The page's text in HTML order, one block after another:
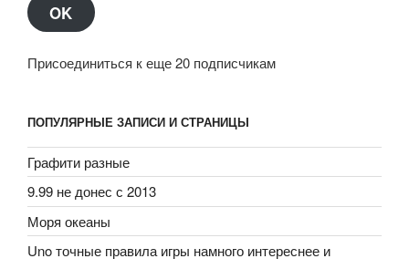
OK
Присоединиться к еще 20 подписчикам
ПОПУЛЯРНЫЕ ЗАПИСИ И СТРАНИЦЫ
Графити разные
9.99 не донес с 2013
Моря океаны
Uno точные правила игры намного интереснее и